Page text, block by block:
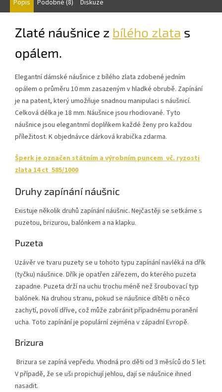
Popis Podobné (8) Diskuze
Zlaté náušnice z bílého zlata s
opálem.
Elegantní dámské náušnice z bílého zlata zdobené jedním
opálem o průměru 10 mm zasazeným v hladké obrubě. Zapínání
je na patent, který umožňuje snadnou manipulaci s náušnicí.
Celková délka je 18 mm. Náušnice jsou rhodiované. Tyto
náušnice jsou elegantnmí doplňkem každé ženy pro každou
příležitost. K objednávce dárková krabička zdarma.
Šperk je označen státním a výrobním puncem vč. ryzosti
zlata 14 ct 585/1000
Druhy zapínání náušnic
Existuje několik druhů zapínání náušnic. Nejčastěji se setkáme s
puzetou, brizurou, balónkem a na klapku.
Puzeta
Uzávěr ve tvaru puzety se u tohoto typu zapínání navléká na dřík
(tyčku) náušnice. Dřík je opatřen zářezem, do kterého puzeta
zapadne. Puzeta drží na uchu trochu méně než šroubovací typ
balónek. Na druhou stranu, pokud se náušnice dítěti o něco
zachytí, povolí dříve, což může zabránit případnému poranění
ucha. Toto zapínání je populární zejména v západní Evropě.
Brizura
Brizura se zapíná vepředu. Vhodná pro děti od 3 měsíců do 5 let.
V případě, že se uši propichují jehlou, dají se náušnice ihned
nasadit.